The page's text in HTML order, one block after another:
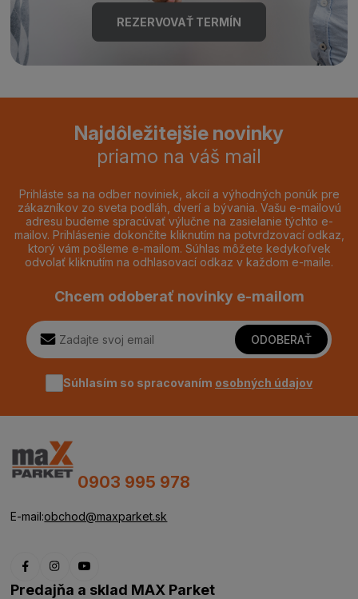
REZERVOVAŤ TERMÍN
Najdôležitejšie novinky
priamo na váš mail
Prihláste sa na odber noviniek, akcií a výhodných ponúk pre
zákazníkov zo sveta podláh, dverí a bývania. Vašu e-mailovú
adresu budeme spracúvať výlučne na zasielanie týchto e-
mailov. Prihlásenie dokončíte kliknutím na potvrdzovací odkaz,
ktorý vám pošleme e-mailom. Súhlas môžete kedykoľvek
odvolať kliknutím na odhlasovací odkaz v každom e-maile.
Chcem odoberať novinky e-mailom
ODOBERAŤ
Súhlasím so spracovaním osobných údajov
0903 995 978
E-mail:obchod@maxparket.sk
Predajňa a sklad MAX Parket